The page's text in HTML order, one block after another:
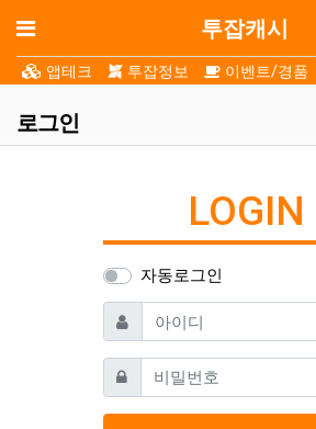
메뉴 투잡캐시
앱테크 투잡정보 이벤트/경품
로그인
LOGIN
자동로그인
아이디
필수
비밀번호필수